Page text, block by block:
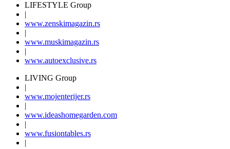
LIFESTYLE Group
|
www.zenskimagazin.rs
|
www.muskimagazin.rs
|
www.autoexclusive.rs
LIVING Group
|
www.mojenterijer.rs
|
www.ideashomegarden.com
|
www.fusiontables.rs
|